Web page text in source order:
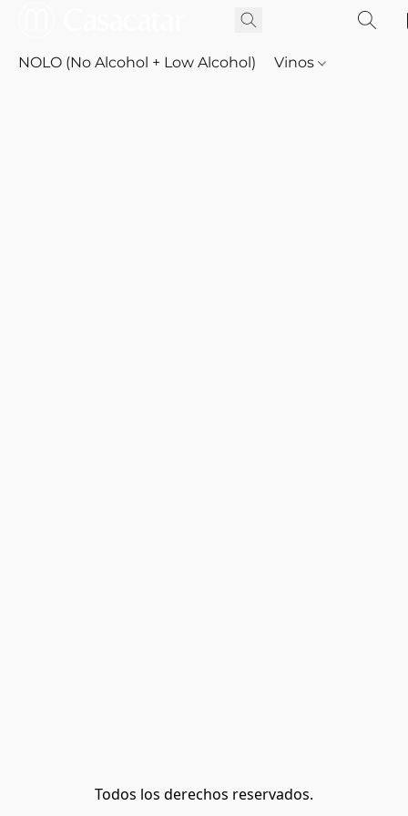
NOLO (No Alcohol + Low Alcohol) Vinos
Todos los derechos reservados.